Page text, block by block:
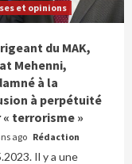
et opinions
du MAK,
Mehenni,
à la
à perpétuité
« terrorisme »
ago Rédaction
Il y a une